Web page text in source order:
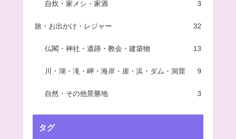
自炊・家メシ・家酒 3
旅・お出かけ・レジャー 32
仏閣・神社・遺跡・教会・建築物 13
川・湖・滝・岬・海岸・崖・浜・ダム・洞窟 9
自然・その他景勝地 3
タグ